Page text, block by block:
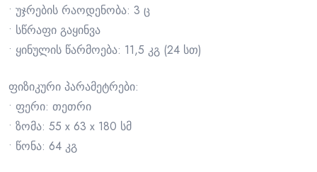
• უჯრების რაოდენობა: 3 ც
• სწრაფი გაყინვა
• ყინულის წარმოება: 11,5 კგ (24 სთ)
ფიზიკური პარამეტრები:
• ფერი: თეთრი
• ზომა: 55 x 63 x 180 სმ
• წონა: 64 კგ